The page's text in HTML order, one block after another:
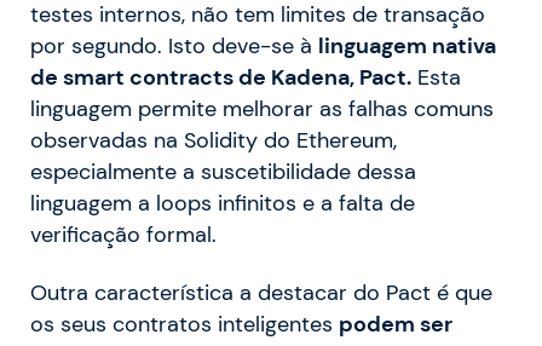
testes internos, não tem limites de transação
por segundo. Isto deve-se à linguagem nativa
de smart contracts de Kadena, Pact. Esta
linguagem permite melhorar as falhas comuns
observadas na Solidity do Ethereum,
especialmente a suscetibilidade dessa
linguagem a loops infinitos e a falta de
verificação formal.
Outra característica a destacar do Pact é que
os seus contratos inteligentes podem ser